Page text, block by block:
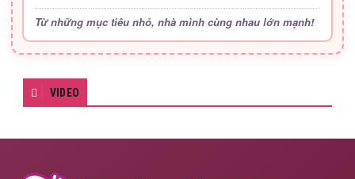
Từ những mục tiêu nhỏ, nhà mình cùng nhau lớn mạnh!
VIDEO